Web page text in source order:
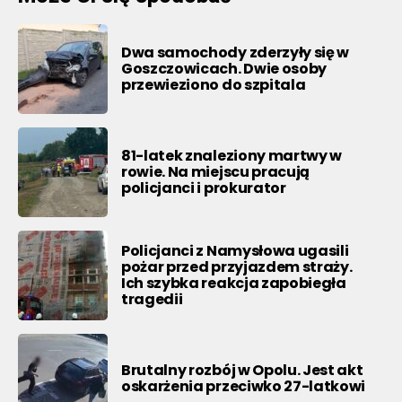
Dwa samochody zderzyły się w
Goszczowicach. Dwie osoby
przewieziono do szpitala
81-latek znaleziony martwy w
rowie. Na miejscu pracują
policjanci i prokurator
Policjanci z Namysłowa ugasili
pożar przed przyjazdem straży.
Ich szybka reakcja zapobiegła
tragedii
Brutalny rozbój w Opolu. Jest akt
oskarżenia przeciwko 27-latkowi